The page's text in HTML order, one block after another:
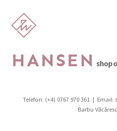
Sari
la
Sari
la
HANSEN shop
Telefon: (+4) 0767 970 361 | Email:
Barbu